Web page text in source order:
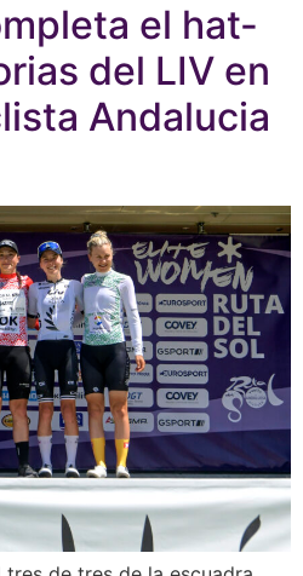
el hat-
del LIV en
Andalucia